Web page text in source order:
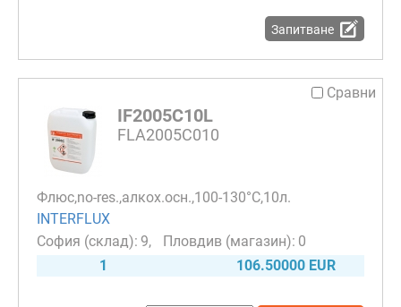
Запитване
Сравни
IF2005C10L
FLA2005C010
Флюс,no-res.,алкох.oсн.,100-130°С,10л.
INTERFLUX
9
0
1
106.50000 EUR